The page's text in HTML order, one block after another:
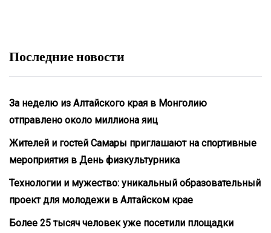
Последние новости
За неделю из Алтайского края в Монголию
отправлено около миллиона яиц
Жителей и гостей Самары приглашают на спортивные
мероприятия в День физкультурника
Технологии и мужество: уникальный образовательный
проект для молодежи в Алтайском крае
Более 25 тысяч человек уже посетили площадки